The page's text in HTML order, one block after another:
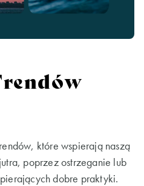
które wspierają naszą
poprzez ostrzeganie lub
dobre praktyki.